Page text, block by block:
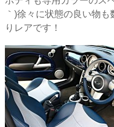
｀)徐々に状態の良い物
りレアです！